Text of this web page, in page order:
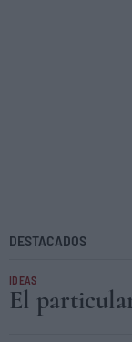
DESTACADOS
IDEAS
El